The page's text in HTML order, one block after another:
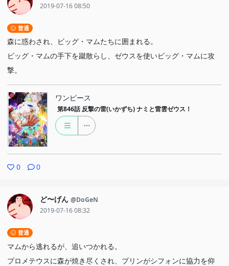
2019-07-16 08:50
普通
森に惑わされ、ビッグ・マムたちに囲まれる。
ビッグ・マムの手下を蹴散らし、ゼウスを使いビッグ・マムに攻
撃。
ワンピース
第846話 反撃の雷(いかずち) ナミと雷雲ゼウス！
0 0
ど〜げん @DoGeN
2019-07-16 08:32
普通
マムから逃れるが、追いつかれる。
プロメテウスに森が焼き尽くされ、プリンがシフォンに協力を仰